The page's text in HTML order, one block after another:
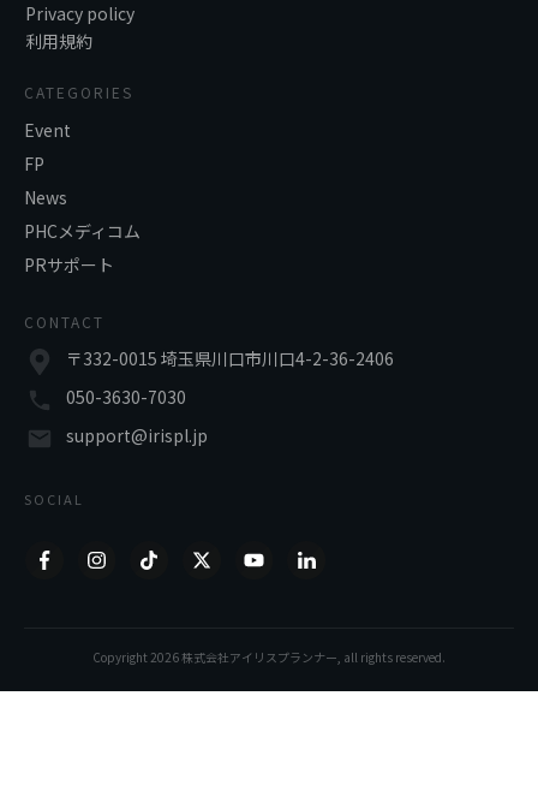
Privacy policy
利用規約
CATEGORIES
Event
FP
News
PHCメディコム
PRサポート
CONTACT
〒332-0015 埼玉県川口市川口4-2-36-2406
050-3630-7030
support@irispl.jp
SOCIAL
Copyright2026株式会社アイリスプランナー, all rights reserved.